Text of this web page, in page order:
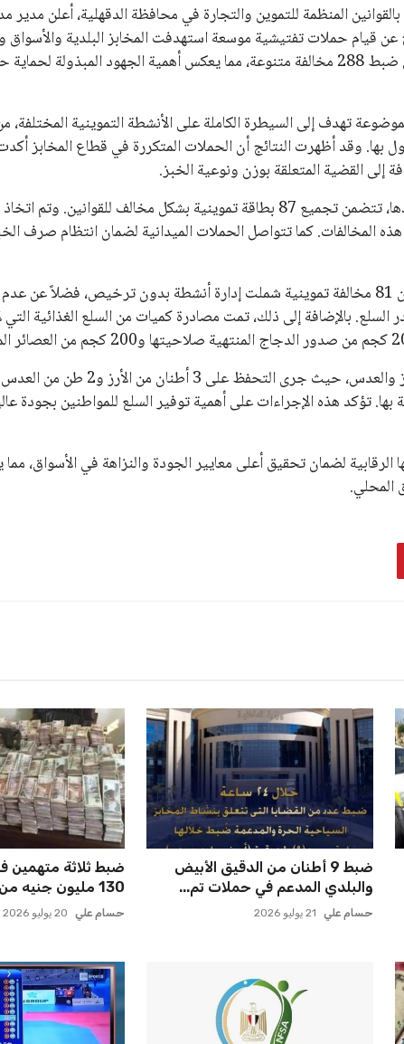
المنظمة للتموين والتجارة في محافظة الدقهلية، أعلن مدير
عن قيام حملات تفتيشية موسعة استهدفت المخابز البلدية والأسواق
التجارية. وقد أسفرت هذه الحملات عن ضبط 288 مخالفة متنوعة، مما يعكس أهمية الجهود
تهدف إلى السيطرة الكاملة على الأنشطة التموينية المختلفة،
إلى القضية المتعلقة بوزن ونوعية الخبز.
ومن بين المخالفات البارزة التي تم رصدها، تتضمن تجميع 87 بطاقة تموينية بشكل مخالف
هذه المخالفات. كما تتواصل الحملات الميدانية لضمان انتظام صرف
وفي إطار متابعة الأسواق، تم الكشف عن 81 مخالفة تموينية شملت إدارة أنشطة بدون ترخيص، فضلاً
السلع. بالإضافة إلى ذلك، تمت مصادرة كميات من السلع الغذائية التي
كما تم التعامل مع كميات كبيرة من الأرز والعدس،
بها. تؤكد هذه الإجراءات على أهمية توفير السلع للمواطنين بجودة
لضمان تحقيق أعلى معايير الجودة والنزاهة في الأسواق،
المحلي.
ضبط 9 أطنان من الدقيق الأبيض
والبلدي المدعم في حملات تم...
حسام علي 21 يوليو 2026
ضبط ثلاثة
130 مليون جنيه من أرباح ال...
حسام علي 20 يوليو 2026